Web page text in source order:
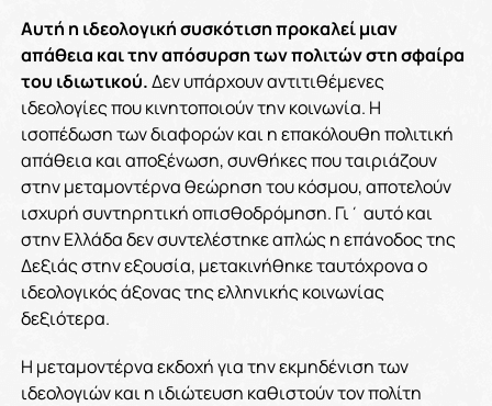
Αυτή η ιδεολογική συσκότιση προκαλεί μιαν
απάθεια και την απόσυρση των πολιτών στη σφαίρα
του ιδιωτικού.Δεν υπάρχουν αντιτιθέμενες
ιδεολογίες που κινητοποιούν την κοινωνία. Η
ισοπέδωση των διαφορών και η επακόλουθη πολιτική
απάθεια και αποξένωση, συνθήκες που ταιριάζουν
στην μεταμοντέρνα θεώρηση του κόσμου, αποτελούν
ισχυρή συντηρητική οπισθοδρόμηση. Γι΄ αυτό και
στην Ελλάδα δεν συντελέστηκε απλώς η επάνοδος της
Δεξιάς στην εξουσία, μετακινήθηκε ταυτόχρονα ο
ιδεολογικός άξονας της ελληνικής κοινωνίας
δεξιότερα.
Η μεταμοντέρνα εκδοχή για την εκμηδένιση των
ιδεολογιών και η ιδιώτευση καθιστούν τον πολίτη